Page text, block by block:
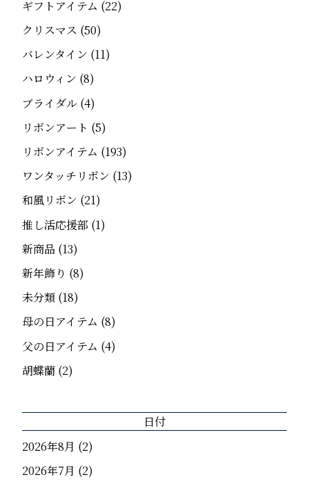
ギフトアイテム (22)
クリスマス (50)
バレンタイン (11)
ハロウィン (8)
ブライダル (4)
リボンアート (5)
リボンアイテム (193)
ワンタッチリボン (13)
和風リボン (21)
推し活応援部 (1)
新商品 (13)
新年飾り (8)
未分類 (18)
母の日アイテム (8)
父の日アイテム (4)
胡蝶蘭 (2)
日付
2026年8月 (2)
2026年7月 (2)